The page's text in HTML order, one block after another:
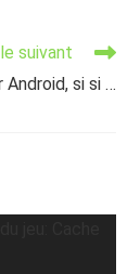
suivant
si si …